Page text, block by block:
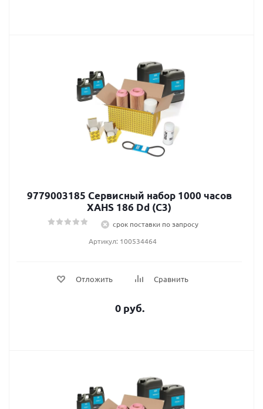
9779003185 Сервисный набор 1000 часов
XAHS 186 Dd (C3)
срок поставки по запросу
Артикул: 100534464
Отложить Сравнить
0 руб.